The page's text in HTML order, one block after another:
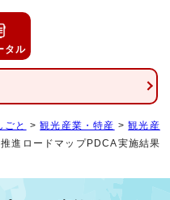
タル
ごと >観光産業・特産 >観光産
進ロードマップPDCA実施結果